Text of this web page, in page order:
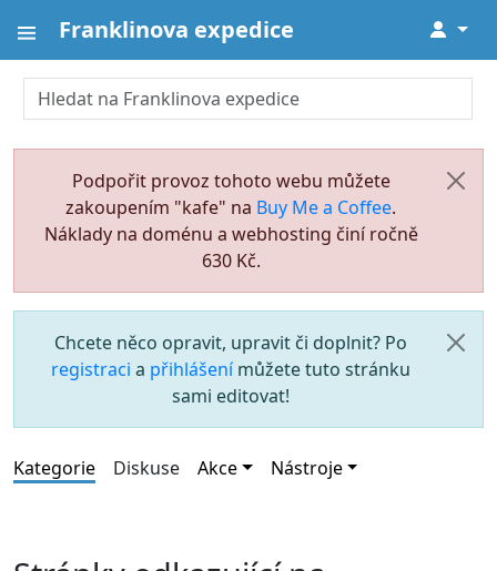
Franklinova expedice ↓
Podpořit provoz tohoto webu můžete
zakoupením "kafe" na Buy Me a Coffee.
Náklady na doménu a webhosting činí ročně
630 Kč.
Chcete něco opravit, upravit či doplnit? Po
registraci a přihlášenímůžete tuto stránku
sami editovat!
Kategorie Diskuse Akce Nástroje